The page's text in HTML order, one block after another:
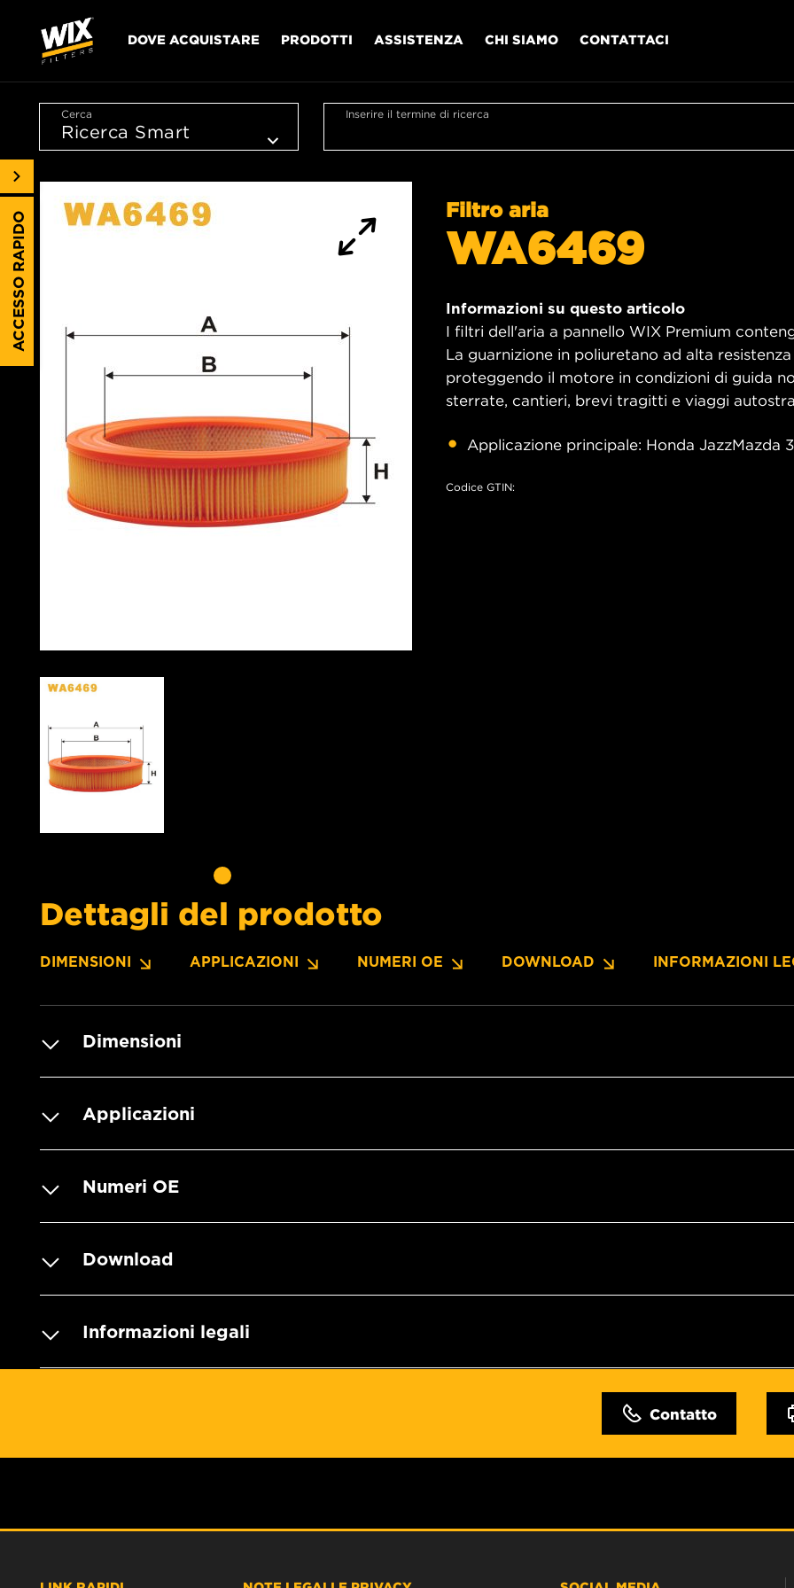
DOVE ACQUISTARE PRODOTTI ASSISTENZA CHI SIAMO CONTATTACI
Cerca Inserire il termine di ricerca
Filtro aria
WA6469
Informazioni su questo articolo
I filtri dell'aria a pannello WIX Premium
La guarnizione in poliuretano ad alta
proteggendo il motore in condizioni di guida
sterrate, cantieri, brevi tragitti e viaggi
Applicazione principale: Honda JazzMazda
Codice GTIN:
Dettagli del prodotto
DIMENSIONI APPLICAZIONI NUMERI OE DOWNLOAD INFORMAZIONI
Dimensioni
Applicazioni
Numeri OE
Download
Informazioni legali
Contatto
ACCESSO RAPIDO